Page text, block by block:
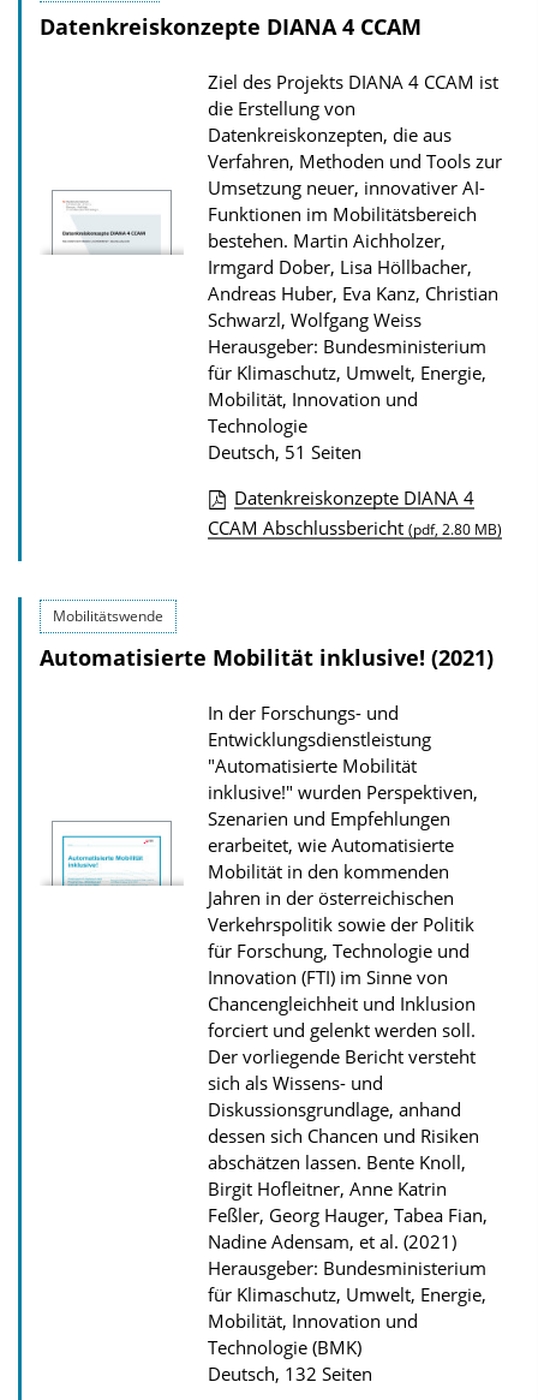
P
b
l
i
k
a
t
i
o
n
Datenkreiskonzepte DIANA 4 CCAM
Ziel des Projekts DIANA 4 CCAM ist
die Erstellung von
Datenkreiskonzepten, die aus
Verfahren, Methoden und Tools zur
Umsetzung neuer, innovativer AI-
Funktionen im Mobilitätsbereich
bestehen. Martin Aichholzer,
Irmgard Dober, Lisa Höllbacher,
Andreas Huber, Eva Kanz, Christian
Schwarzl, Wolfgang Weiss
Herausgeber: Bundesministerium
für Klimaschutz, Umwelt, Energie,
Mobilität, Innovation und
Technologie
Deutsch, 51 Seiten
D
a
d
s
z
u
r
P
u
b
l
i
k
a
t
i
o
n
Datenkreiskonzepte DIANA 4
CCAM Abschlussbericht (pdf, 2.80 MB)
Mobilitätswende
Automatisierte Mobilität inklusive! (2021)
In der Forschungs- und
Entwicklungsdienstleistung
"Automatisierte Mobilität
inklusive!" wurden Perspektiven,
Szenarien und Empfehlungen
erarbeitet, wie Automatisierte
Mobilität in den kommenden
Jahren in der österreichischen
Verkehrspolitik sowie der Politik
für Forschung, Technologie und
Innovation (FTI) im Sinne von
Chancengleichheit und Inklusion
forciert und gelenkt werden soll.
Der vorliegende Bericht versteht
sich als Wissens- und
Diskussionsgrundlage, anhand
dessen sich Chancen und Risiken
abschätzen lassen. Bente Knoll,
Birgit Hofleitner, Anne Katrin
Feßler, Georg Hauger, Tabea Fian,
Nadine Adensam, et al. (2021)
Herausgeber: Bundesministerium
für Klimaschutz, Umwelt, Energie,
Mobilität, Innovation und
Technologie (BMK)
Deutsch, 132 Seiten